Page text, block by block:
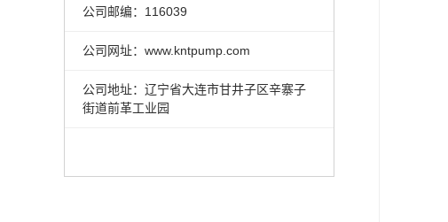
公司邮编：116039
公司网址：www.kntpump.com
公司地址：辽宁省大连市甘井子区辛寨子
街道前革工业园